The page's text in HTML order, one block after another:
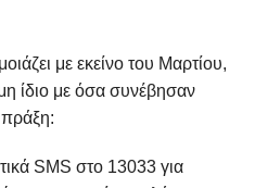
με εκείνο του Μαρτίου,
ίδιο με όσα συνέβησαν
SMS στο 13033 για